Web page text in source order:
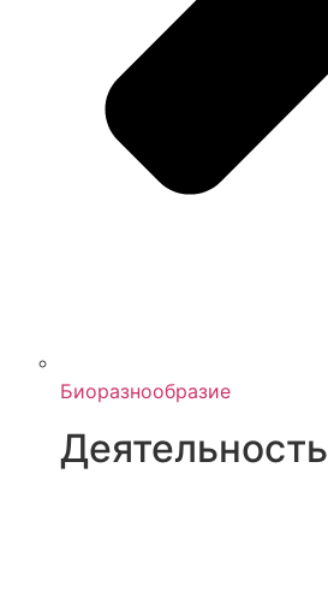
Биоразнообразие
Деятельность